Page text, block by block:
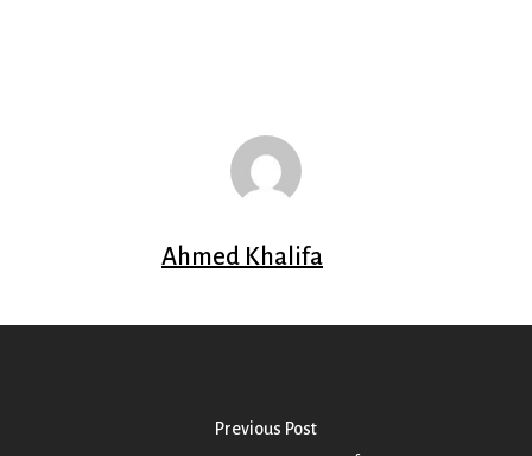
Ahmed Khalifa
Previous Post